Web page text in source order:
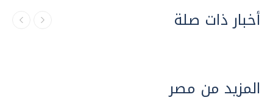
أخبار ذات صلة
المزيد من مصر